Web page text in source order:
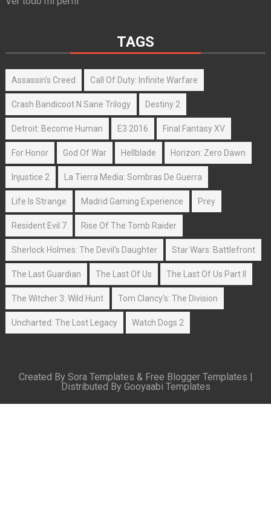
TAGS
Assassin's Creed Call Of Duty: Infinite Warfare
Crash Bandicoot N Sane Trilogy Destiny 2
Detroit: Become Human E3 2016 Final Fantasy XV
For Honor God Of War Hellblade Horizon: Zero Dawn
Injustice 2 La Tierra Media: Sombras De Guerra
Life Is Strange Madrid Gaming Experience Prey
Resident Evil 7 Rise Of The Tomb Raider
Sherlock Holmes: The Devil's Daughter Star Wars: Battlefront
The Last Guardian The Last Of Us The Last Of Us Part II
The Witcher 3: Wild Hunt Tom Clancy's: The Division
Uncharted: The Lost Legacy Watch Dogs 2
Created By Sora Templates & Free Blogger Templates |
Distributed By Gooyaabi Templates